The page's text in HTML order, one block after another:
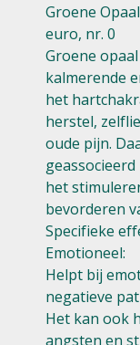
Groene
euro, nr. 0
Groene
kalmerende
het
herstel,
oude pijn.
het
bevorderen
Specifieke
Emotioneel:
Helpt bij
negatieve
Het kan ook
angsten en